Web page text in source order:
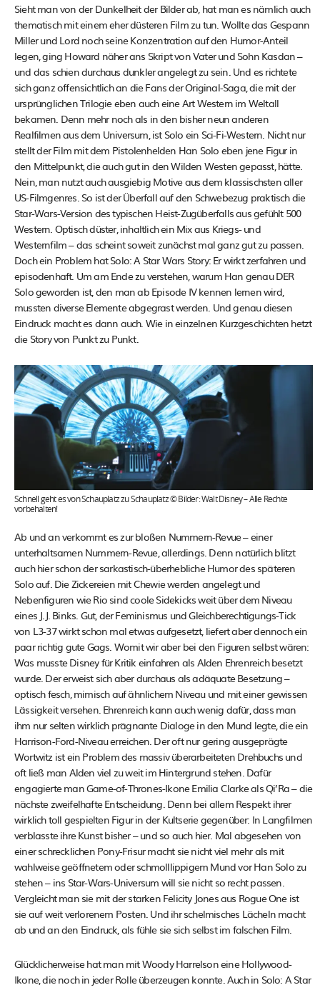
Sieht man von der Dunkelheit der Bilder ab, hat man es nämlich auch
thematisch mit einem eher düsteren Film zu tun. Wollte das Gespann
Miller und Lord noch seine Konzentration auf den Humor-Anteil
legen, ging Howard näher ans Skript von Vater und Sohn Kasdan –
und das schien durchaus dunkler angelegt zu sein. Und es richtete
sich ganz offensichtlich an die Fans der Original-Saga, die mit der
ursprünglichen Trilogie eben auch eine Art Western im Weltall
bekamen. Denn mehr noch als in den bisher neun anderen
Realfilmen aus dem Universum, ist Solo ein Sci-Fi-Western. Nicht nur
stellt der Film mit dem Pistolenhelden Han Solo eben jene Figur in
den Mittelpunkt, die auch gut in den Wilden Westen gepasst, hätte.
Nein, man nutzt auch ausgiebig Motive aus dem klassischsten aller
US-Filmgenres. So ist der Überfall auf den Schwebezug praktisch die
Star-Wars-Version des typischen Heist-Zugüberfalls aus gefühlt 500
Western. Optisch düster, inhaltlich ein Mix aus Kriegs- und
Westernfilm – das scheint soweit zunächst mal ganz gut zu passen.
Doch ein Problem hat Solo: A Star Wars Story: Er wirkt zerfahren und
episodenhaft. Um am Ende zu verstehen, warum Han genau DER
Solo geworden ist, den man ab Episode IV kennen lernen wird,
mussten diverse Elemente abgegrast werden. Und genau diesen
Eindruck macht es dann auch. Wie in einzelnen Kurzgeschichten hetzt
die Story von Punkt zu Punkt.
Schnell geht es von Schauplatz zu Schauplatz © Bilder: Walt Disney – Alle Rechte
vorbehalten!
Ab und an verkommt es zur bloßen Nummern-Revue – einer
unterhaltsamen Nummern-Revue, allerdings. Denn natürlich blitzt
auch hier schon der sarkastisch-überhebliche Humor des späteren
Solo auf. Die Zickereien mit Chewie werden angelegt und
Nebenfiguren wie Rio sind coole Sidekicks weit über dem Niveau
eines J.J. Binks. Gut, der Feminismus und Gleichberechtigungs-Tick
von L3-37 wirkt schon mal etwas aufgesetzt, liefert aber dennoch ein
paar richtig gute Gags. Womit wir aber bei den Figuren selbst wären:
Was musste Disney für Kritik einfahren als Alden Ehrenreich besetzt
wurde. Der erweist sich aber durchaus als adäquate Besetzung –
optisch fesch, mimisch auf ähnlichem Niveau und mit einer gewissen
Lässigkeit versehen. Ehrenreich kann auch wenig dafür, dass man
ihm nur selten wirklich prägnante Dialoge in den Mund legte, die ein
Harrison-Ford-Niveau erreichen. Der oft nur gering ausgeprägte
Wortwitz ist ein Problem des massiv überarbeiteten Drehbuchs und
oft ließ man Alden viel zu weit im Hintergrund stehen. Dafür
engagierte man Game-of-Thrones-Ikone Emilia Clarke als Qi’Ra – die
nächste zweifelhafte Entscheidung. Denn bei allem Respekt ihrer
wirklich toll gespielten Figur in der Kultserie gegenüber: In Langfilmen
verblasste ihre Kunst bisher – und so auch hier. Mal abgesehen von
einer schrecklichen Pony-Frisur macht sie nicht viel mehr als mit
wahlweise geöffnetem oder schmolllippigem Mund vor Han Solo zu
stehen – ins Star-Wars-Universum will sie nicht so recht passen.
Vergleicht man sie mit der starken Felicity Jones aus Rogue One ist
sie auf weit verlorenem Posten. Und ihr schelmisches Lächeln macht
ab und an den Eindruck, als fühle sie sich selbst im falschen Film.
Glücklicherweise hat man mit Woody Harrelson eine Hollywood-
Ikone, die noch in jeder Rolle überzeugen konnte. Auch in Solo: A Star